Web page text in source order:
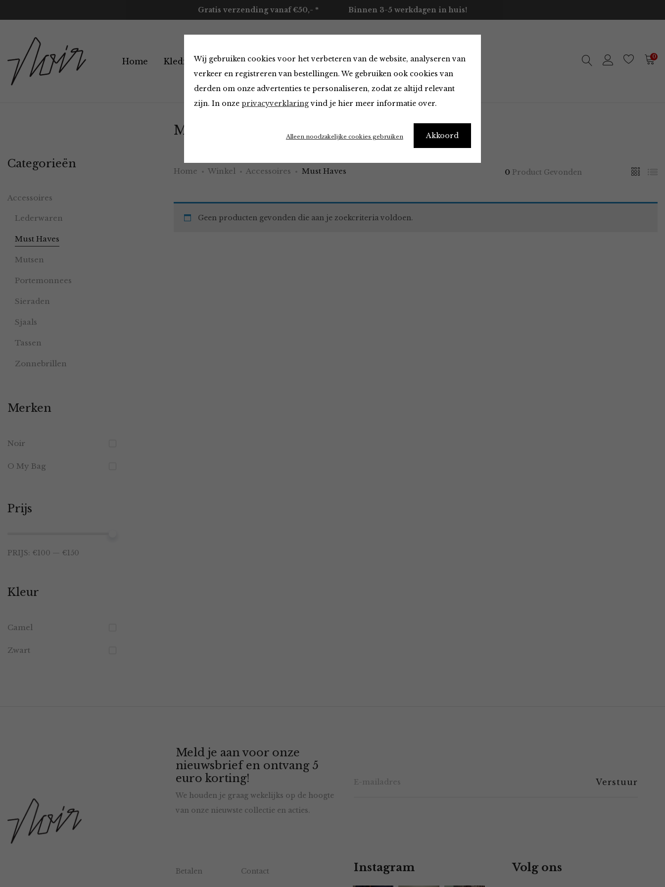
Wij gebruiken cookies voor het verbeteren van de website, analyseren van
verkeer en registreren van bestellingen. We gebruiken ook cookies van
derden om onze advertenties te personaliseren, zodat ze altijd relevant
zijn. In onze privacyverklaringvind je hier meer informatie over.
Akkoord
Alleen noodzakelijke cookies gebruiken
Gratis verzending vanaf €50,- * Binnen 3-5 werkdagen in huis!
Home Kleding Accessoires Merken Over ons Contact 0
Must Haves
Home Winkel Accessoires Must Haves 0 Product Gevonden
Geen producten gevonden die aan je zoekcriteria voldoen.
Categorieën
Accessoires
Lederwaren
Must Haves
Mutsen
Portemonnees
Sieraden
Sjaals
Tassen
Zonnebrillen
Merken
Noir
O My Bag
Prijs
PRIJS: €100 — €150
Kleur
Camel
Zwart
Meld je aan voor onze
nieuwsbrief en ontvang 5
euro korting!
We houden je graag wekelijks op de hoogte
van onze nieuwste collectie en acties.
Betalen Contact Instagram Volg ons